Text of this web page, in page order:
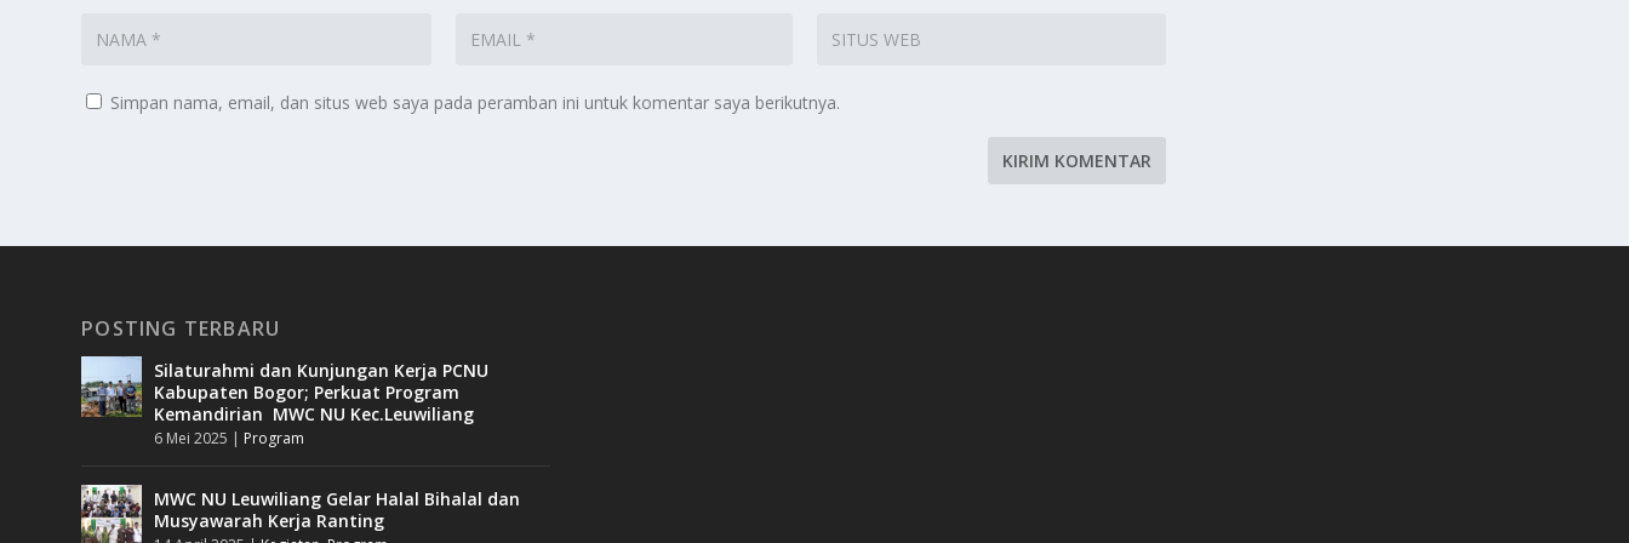
Simpan nama, email, dan situs web saya pada peramban ini untuk komentar saya berikutnya.
POSTING TERBARU
Silaturahmi dan Kunjungan Kerja PCNU
Kabupaten Bogor; Perkuat Program
Kemandirian MWC NU Kec.Leuwiliang
6 Mei 2025 | Program
MWC NU Leuwiliang Gelar Halal Bihalal dan
Musyawarah Kerja Ranting